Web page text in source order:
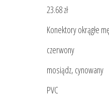
23.68 zł
Konektory okrągłe
czerwony
mosiądz, cynowany
PVC